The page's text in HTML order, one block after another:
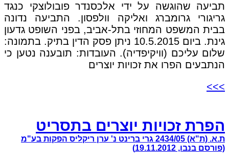
תביעה שהוגשה על ידי אלכסנדר פובולוצקי כנגד
גריגורי גרומברג ואליקה וולפסון. התביעה נדונה
בבית המשפט המחוזי בתל-אביב, בפני השופט גדעון
גינת. ביום 10.5.2015 ניתן פסק הדין בתיק. בתמונה:
שלום עליכם (וויקיפדיה). העובדות: תובענה נטען כי
הנתבעים הפרו את זכויות יוצרים
>>>
הפרת זכויות יוצרים בתסריט
ת.א. (ת"א) 2434/05 גרי ברינט נ' ערן ריקליס הפקות בע"מ
(פורסם בנבו, 19.11.2012)